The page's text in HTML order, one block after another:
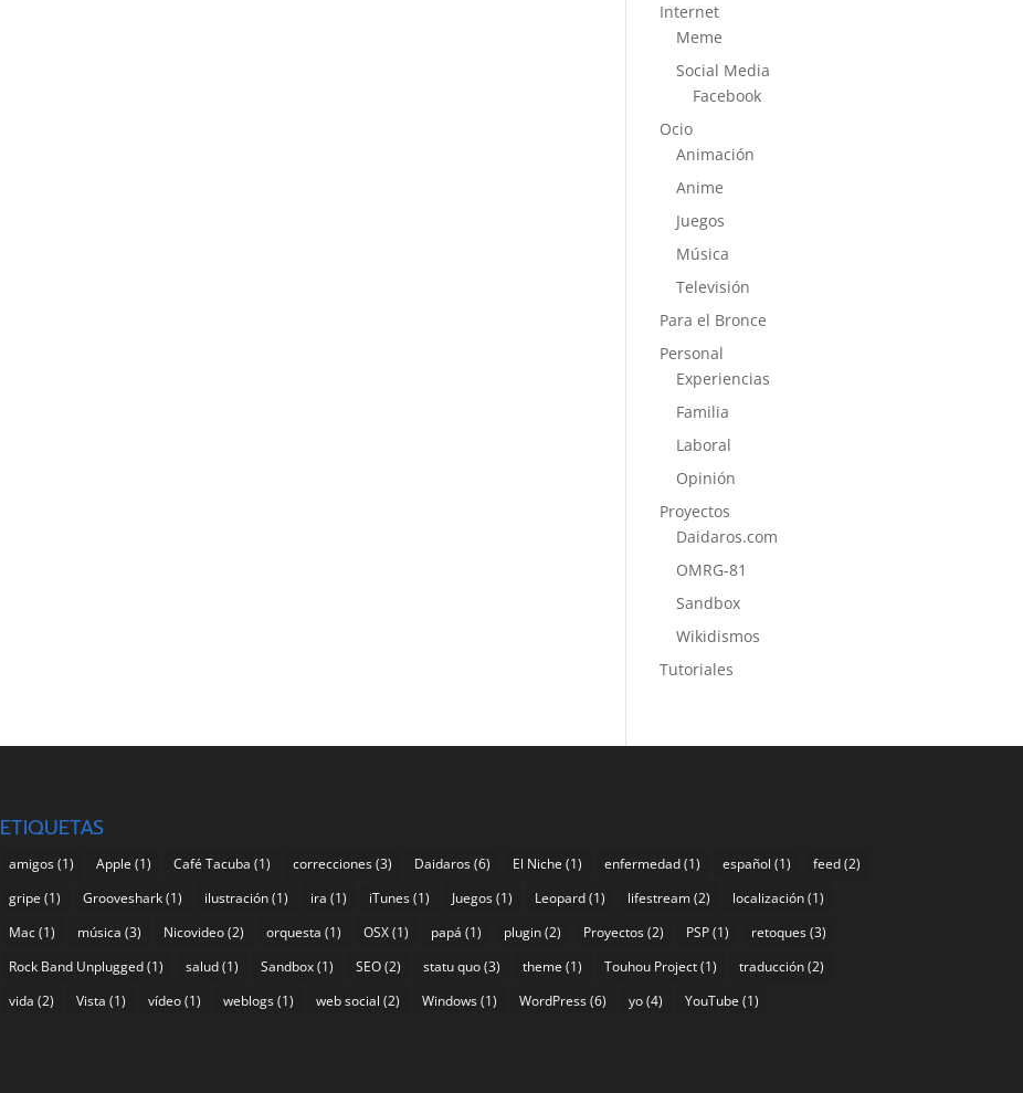
Internet
Meme
Social Media
Facebook
Ocio
Animación
Anime
Juegos
Música
Televisión
Para el Bronce
Personal
Experiencias
Familia
Laboral
Opinión
Proyectos
Daidaros.com
OMRG-81
Sandbox
Wikidismos
Tutoriales
ETIQUETAS
amigos(1) Apple (1) Café Tacuba (1) correcciones(3) Daidaros(6) El Niche (1) enfermedad(1) español (1) feed(2)
gripe (1) Grooveshark(1) ilustración(1) ira (1) iTunes(1) Juegos(1) Leopard(1) lifestream(2) localización(1)
Mac(1) música (3) Nicovideo(2) orquesta (1) OSX(1) papá (1) plugin(2) Proyectos(2) PSP(1) retoques(3)
Rock Band Unplugged(1) salud(1) Sandbox(1) SEO(2) statu quo(3) theme (1) Touhou Project(1) traducción(2)
vida (2) Vista (1) vídeo(1) weblogs(1) web social (2) Windows(1) WordPress(6) yo(4) YouTube (1)